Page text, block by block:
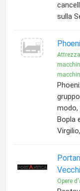
sulla
modo,
Bopla
Opere